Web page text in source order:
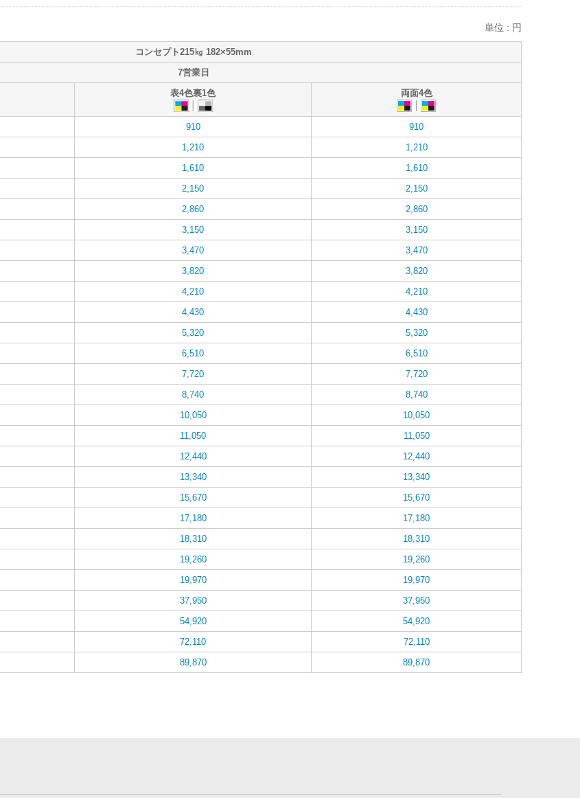
単位 : 円
コンセプト215㎏ 182×55mm
7営業日
表4色裏1色 両面4色
910
910
1,210
1,210
1,610
1,610
2,150
2,150
2,860
2,860
3,150
3,150
3,470
3,470
3,820
3,820
4,210
4,210
4,430
4,430
5,320
5,320
6,510
6,510
7,720
7,720
8,740
8,740
10,050
10,050
11,050
11,050
12,440
12,440
13,340
13,340
15,670
15,670
17,180
17,180
18,310
18,310
19,260
19,260
19,970
19,970
37,950
37,950
54,920
54,920
72,110
72,110
89,870 89,870